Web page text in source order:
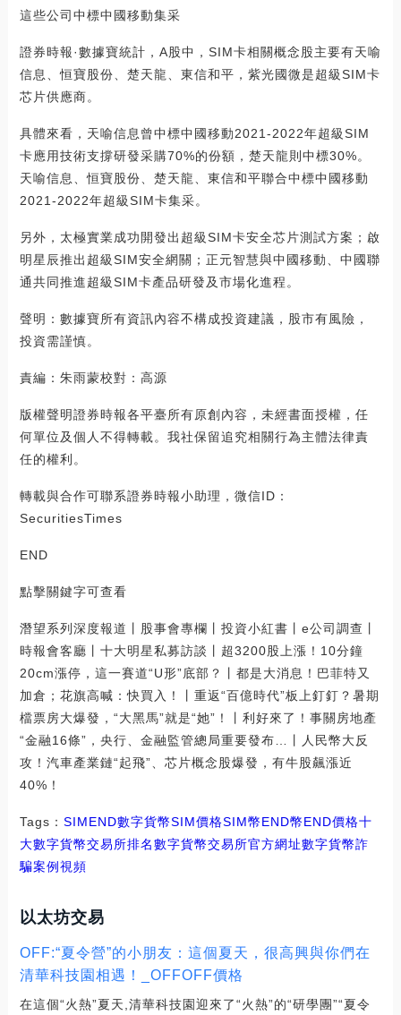
這些公司中標中國移動集采
證券時報·數據寶統計，A股中，SIM卡相關概念股主要有天喻
信息、恒寶股份、楚天龍、東信和平，紫光國微是超級SIM卡
芯片供應商。
具體來看，天喻信息曾中標中國移動2021-2022年超級SIM
卡應用技術支撐研發采購70%的份額，楚天龍則中標30%。
天喻信息、恒寶股份、楚天龍、東信和平聯合中標中國移動
2021-2022年超級SIM卡集采。
另外，太極實業成功開發出超級SIM卡安全芯片測試方案；啟
明星辰推出超級SIM安全網關；正元智慧與中國移動、中國聯
通共同推進超級SIM卡產品研發及市場化進程。
聲明：數據寶所有資訊內容不構成投資建議，股市有風險，
投資需謹慎。
責編：朱雨蒙校對：高源
版權聲明證券時報各平臺所有原創內容，未經書面授權，任
何單位及個人不得轉載。我社保留追究相關行為主體法律責
任的權利。
轉載與合作可聯系證券時報小助理，微信ID：
SecuritiesTimes
END
點擊關鍵字可查看
潛望系列深度報道丨股事會專欄丨投資小紅書丨e公司調查丨
時報會客廳丨十大明星私募訪談丨超3200股上漲！10分鐘
20cm漲停，這一賽道“U形”底部？丨都是大消息！巴菲特又
加倉；花旗高喊：快買入！丨重返“百億時代”板上釘釘？暑期
檔票房大爆發，“大黑馬”就是“她”！丨利好來了！事關房地產
“金融16條”，央行、金融監管總局重要發布…丨人民幣大反
攻！汽車產業鏈“起飛”、芯片概念股爆發，有牛股飆漲近
40%！
Tags： SIMEND數字貨幣SIM價格SIM幣END幣END價格十
大數字貨幣交易所排名數字貨幣交易所官方網址數字貨幣詐
騙案例視頻
以太坊交易
OFF:“夏令營”的小朋友：這個夏天，很高興與你們在
清華科技園相遇！_OFFOFF價格
在這個“火熱”夏天,清華科技園迎來了“火熱”的“研學團”“夏令